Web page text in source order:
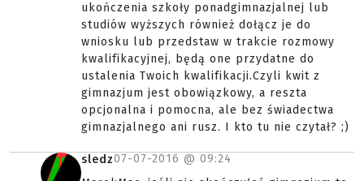
ukończenia szkoły ponadgimnazjalnej lub
studiów wyższych również dołącz je do
wniosku lub przedstaw w trakcie rozmowy
kwalifikacyjnej, będą one przydatne do
ustalenia Twoich kwalifikacji.Czyli kwit z
gimnazjum jest obowiązkowy, a reszta
opcjonalna i pomocna, ale bez świadectwa
gimnazjalnego ani rusz. I kto tu nie czytał? ;)
sledz07-07-2016 @ 09:24